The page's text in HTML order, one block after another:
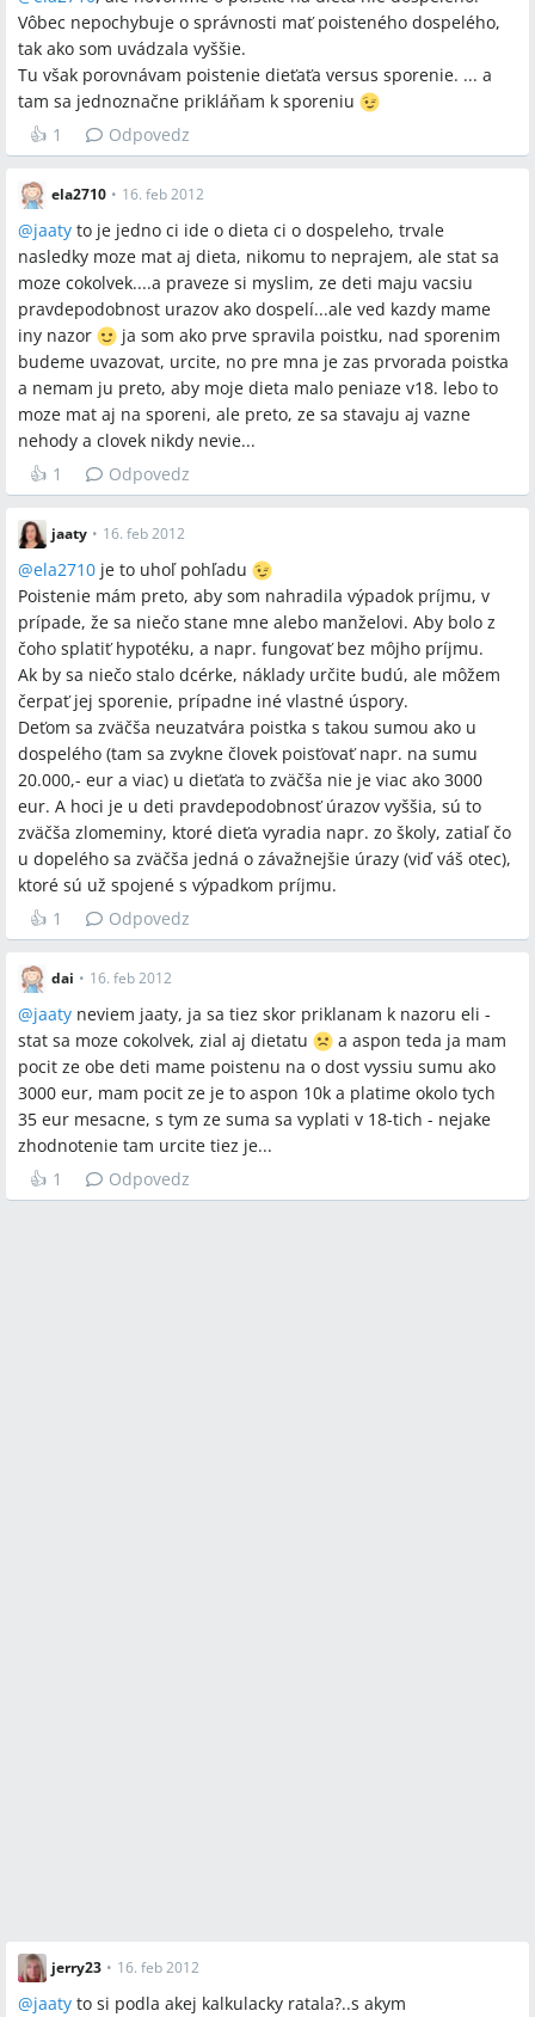
Vôbec nepochybuje o správnosti mať poisteného dospelého,
tak ako som uvádzala vyššie.
Tu však porovnávam poistenie dieťaťa versus sporenie. ... a
tam sa jednoznačne prikláňam k sporeniu
👍 1 Odpovedz
ela2710 • 16. feb 2012
@jaaty to je jedno ci ide o dieta ci o dospeleho, trvale
nasledky moze mat aj dieta, nikomu to neprajem, ale stat sa
moze cokolvek....a praveze si myslim, ze deti maju vacsiu
pravdepodobnost urazov ako dospelí...ale ved kazdy mame
iny nazor
ja som ako prve spravila poistku, nad sporenim
budeme uvazovat, urcite, no pre mna je zas prvorada poistka
a nemam ju preto, aby moje dieta malo peniaze v18. lebo to
moze mat aj na sporeni, ale preto, ze sa stavaju aj vazne
nehody a clovek nikdy nevie...
👍 1 Odpovedz
jaaty • 16. feb 2012
@ela2710 je to uhoľ pohľadu
Poistenie mám preto, aby som nahradila výpadok príjmu, v
prípade, že sa niečo stane mne alebo manželovi. Aby bolo z
čoho splatiť hypotéku, a napr. fungovať bez môjho príjmu.
Ak by sa niečo stalo dcérke, náklady určite budú, ale môžem
čerpať jej sporenie, prípadne iné vlastné úspory.
Deťom sa zväčša neuzatvára poistka s takou sumou ako u
dospelého (tam sa zvykne človek poisťovať napr. na sumu
20.000,- eur a viac) u dieťaťa to zväčša nie je viac ako 3000
eur. A hoci je u deti pravdepodobnosť úrazov vyššia, sú to
zväčša zlomeminy, ktoré dieťa vyradia napr. zo školy, zatiaľ čo
u dopelého sa zväčša jedná o závažnejšie úrazy (viď váš otec),
ktoré sú už spojené s výpadkom príjmu.
👍 1 Odpovedz
dai • 16. feb 2012
@jaaty neviem jaaty, ja sa tiez skor priklanam k nazoru eli -
stat sa moze cokolvek, zial aj dietatu
a aspon teda ja mam
pocit ze obe deti mame poistenu na o dost vyssiu sumu ako
3000 eur, mam pocit ze je to aspon 10k a platime okolo tych
35 eur mesacne, s tym ze suma sa vyplati v 18-tich - nejake
zhodnotenie tam urcite tiez je...
👍 1 Odpovedz
jerry23 • 16. feb 2012
@jaaty to si podla akej kalkulacky ratala?..s akym